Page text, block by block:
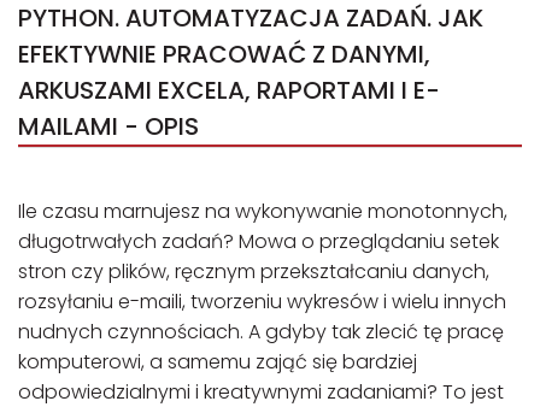
PYTHON. AUTOMATYZACJA ZADAŃ. JAK
EFEKTYWNIE PRACOWAĆ Z DANYMI,
ARKUSZAMI EXCELA, RAPORTAMI I E-
MAILAMI - OPIS
Ile czasu marnujesz na wykonywanie monotonnych,
długotrwałych zadań? Mowa o przeglądaniu setek
stron czy plików, ręcznym przekształcaniu danych,
rozsyłaniu e-maili, tworzeniu wykresów i wielu innych
nudnych czynnościach. A gdyby tak zlecić tę pracę
komputerowi, a samemu zająć się bardziej
odpowiedzialnymi i kreatywnymi zadaniami? To jest